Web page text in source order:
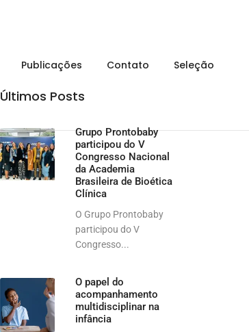
Publicações Contato Seleção
Últimos Posts
Grupo Prontobaby
participou do V
Congresso Nacional
da Academia
Brasileira de Bioética
Clínica
O Grupo Prontobaby
participou do V
Congresso...
O papel do
acompanhamento
multidisciplinar na
infância